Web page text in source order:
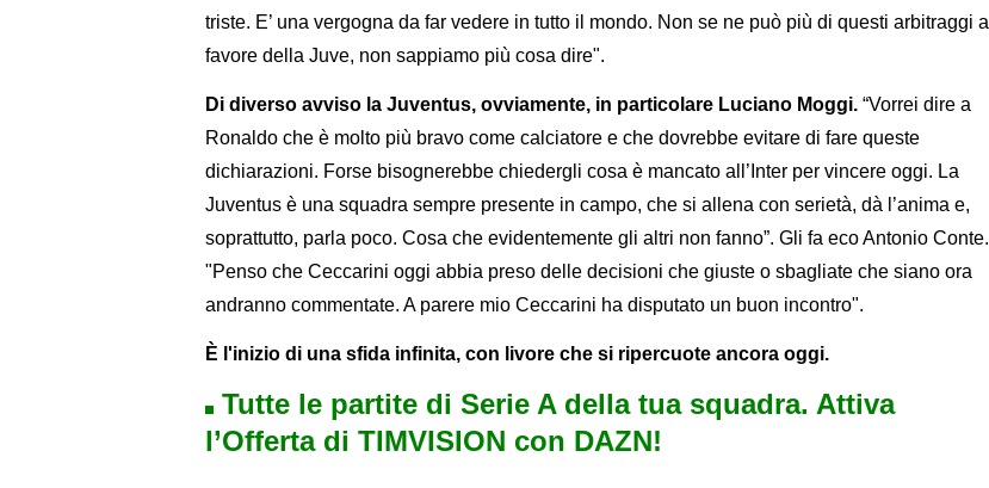
triste. E’ una vergogna da far vedere in tutto il mondo. Non se ne può più di questi arbitraggi a
favore della Juve, non sappiamo più cosa dire".
Di diverso avviso la Juventus, ovviamente, in particolare Luciano Moggi. “Vorrei dire a
Ronaldo che è molto più bravo come calciatore e che dovrebbe evitare di fare queste
dichiarazioni. Forse bisognerebbe chiedergli cosa è mancato all’Inter per vincere oggi. La
Juventus è una squadra sempre presente in campo, che si allena con serietà, dà l’anima e,
soprattutto, parla poco. Cosa che evidentemente gli altri non fanno”. Gli fa eco Antonio Conte.
"Penso che Ceccarini oggi abbia preso delle decisioni che giuste o sbagliate che siano ora
andranno commentate. A parere mio Ceccarini ha disputato un buon incontro".
È l'inizio di una sfida infinita, con livore che si ripercuote ancora oggi.
Tutte le partite di Serie A della tua squadra. Attiva
l’Offerta di TIMVISION con DAZN!